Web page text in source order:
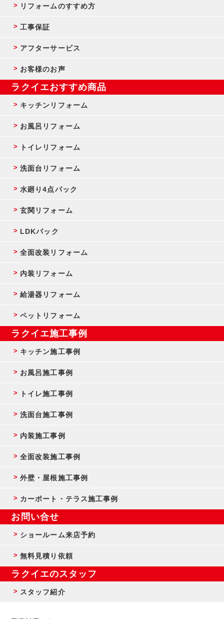
リフォームのすすめ方
工事保証
アフターサービス
お客様のお声
ラクイエおすすめ商品
キッチンリフォーム
お風呂リフォーム
トイレリフォーム
洗面台リフォーム
水廻り4点パック
玄関リフォーム
LDKパック
全面改装リフォーム
内装リフォーム
給湯器リフォーム
ペットリフォーム
ラクイエ施工事例
キッチン施工事例
お風呂施工事例
トイレ施工事例
洗面台施工事例
内装施工事例
全面改装施工事例
外壁・屋根施工事例
カーポート・テラス施工事例
お問い合せ
ショールーム来店予約
無料見積り依頼
ラクイエのスタッフ
スタッフ紹介